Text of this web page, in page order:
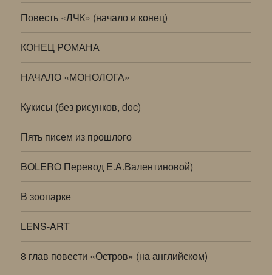
Повесть «ЛЧК» (начало и конец)
КОНЕЦ РОМАНА
НАЧАЛО «МОНОЛОГА»
Кукисы (без рисунков, doc)
Пять писем из прошлого
BOLERO Перевод Е.А.Валентиновой)
В зоопарке
LENS-ART
8 глав повести «Остров» (на английском)